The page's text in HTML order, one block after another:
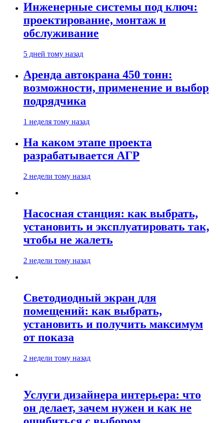
Инженерные системы под ключ:
проектирование, монтаж и
обслуживание
5 дней тому назад
Аренда автокрана 450 тонн:
возможности, применение и выбор
подрядчика
1 неделя тому назад
На каком этапе проекта
разрабатывается АГР
2 недели тому назад
Насосная станция: как выбрать,
установить и эксплуатировать так,
чтобы не жалеть
2 недели тому назад
Светодиодный экран для
помещений: как выбрать,
установить и получить максимум
от показа
2 недели тому назад
Услуги дизайнера интерьера: что
он делает, зачем нужен и как не